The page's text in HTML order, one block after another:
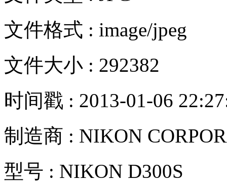
文件格式 : image/jpeg
文件大小 : 292382
时间戳 : 2013-01-06
制造商 : NIKON
型号 : NIKON D300S